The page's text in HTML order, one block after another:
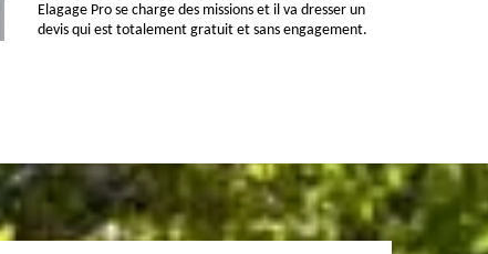
Elagage Pro se charge des missions et il va dresser un
devis qui est totalement gratuit et sans engagement.